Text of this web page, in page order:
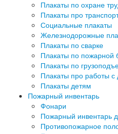
Плакаты по охране
Плакаты про
Социальные плакаты
Железнодорожные
Плакаты по сварке
Плакаты по пожарной
Плакаты по
Плакаты про работы с
Плакаты детям
Пожарный инвентарь
Фонари
Пожарный инвентарь
Противопожарное